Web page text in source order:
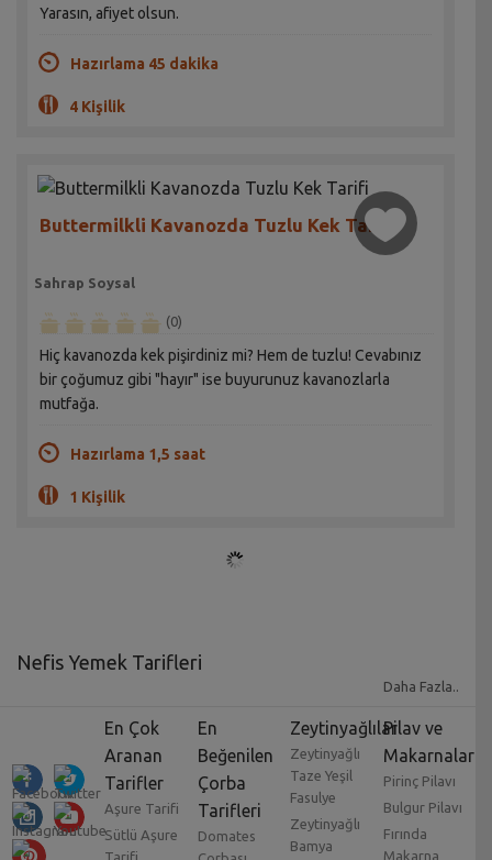
Yarasın, afiyet olsun.
Hazırlama 45 dakika
4 Kişilik
Buttermilkli Kavanozda Tuzlu Kek Tarifi
Sahrap Soysal
(0)
Hiç kavanozda kek pişirdiniz mi? Hem de tuzlu! Cevabınız
bir çoğumuz gibi "hayır" ise buyurunuz kavanozlarla
mutfağa.
Hazırlama 1,5 saat
1 Kişilik
Nefis Yemek Tarifleri
olmaktan çok uzaklaşmış, bir meslek dalı ve zevk işine
dönüşmüştür. Yemek severler içindeğişik yemek
tarifleri araştırmak ve bunları uygulamak adeta bir
tutkudur. Her ne kadar geniş ve çeşitli bir mutfağımız
olsa da,Dünya mutfaklarına da ilgi çoktur. Özellikle
Daha Fazla..
En Çok
Aranan
Tarifler
Aşure Tarifi
Sütlü Aşure
Tarifi
En
Beğenilen
Çorba
Tarifleri
Domates
Zeytinyağlılar
Zeytinyağlı
Taze Yeşil
Fasulye
Zeytinyağlı
Bamya
Pilav ve
Makarnalar
Pirinç Pilavı
Bulgur Pilavı
Fırında
Makarna